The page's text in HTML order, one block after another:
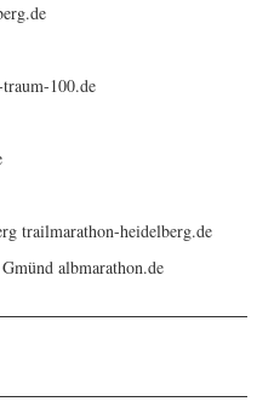
100.de
trailmarathon-heidelberg.de
Gmündalbmarathon.de